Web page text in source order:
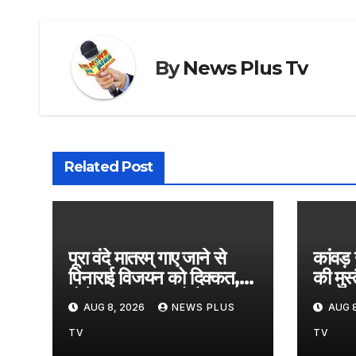
ByNews Plus Tv
Related Post
पूरा वंदे मातरम् गाए जाने से
पिनाराई विजयन को दिक्कत,
बोले- तुरंत वापस लो फैसला​
on August 8, 2026
at 1:17 pm
AUG 8, 2026 NEWS PLUS
TV
कांवड़
की
18
on
at
AUG
TV